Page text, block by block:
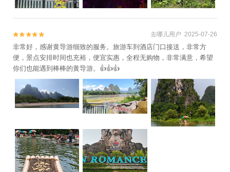

 去哪儿用户 2025-07-26
非常好，感谢黄导游细致的服务。旅游车到酒店门口接送，非常方
便，景点安排时间也充裕，便宜实惠，全程无购物，非常满意，希望
你们也能遇到棒棒的黄导游。👍👍👍